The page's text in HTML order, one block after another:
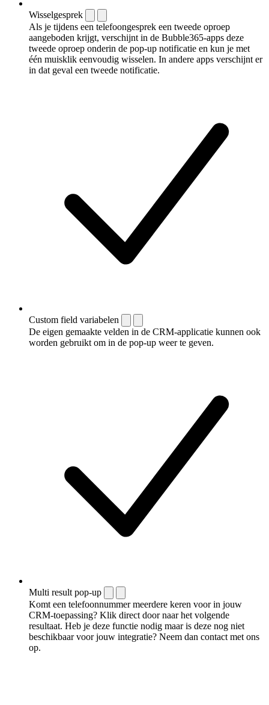
Wisselgesprek
Als je tijdens een telefoongesprek een tweede oproep
aangeboden krijgt, verschijnt in de Bubble365-apps deze
tweede oproep onderin de pop-up notificatie en kun je met
één muisklik eenvoudig wisselen. In andere apps verschijnt er
in dat geval een tweede notificatie.
Custom field variabelen
De eigen gemaakte velden in de CRM-applicatie kunnen ook
worden gebruikt om in de pop-up weer te geven.
Multi result pop-up
Komt een telefoonnummer meerdere keren voor in jouw
CRM-toepassing? Klik direct door naar het volgende
resultaat. Heb je deze functie nodig maar is deze nog niet
beschikbaar voor jouw integratie? Neem dan contact met ons
op.